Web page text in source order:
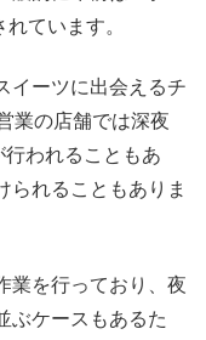
ています。
イーツに出会えるチ
業の店舗では深夜
われることもあ
られることもありま
業を行っており、夜
ぶケースもあるた